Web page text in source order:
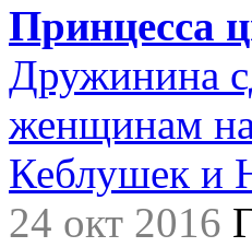
Принцесса
Дружинина
женщинам на
Кеблушек и
24 окт 2016